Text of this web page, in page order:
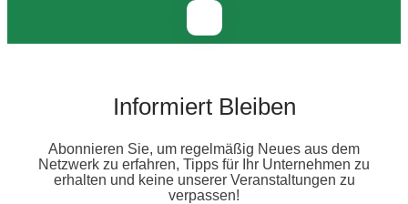
Informiert Bleiben
Abonnieren Sie, um regelmäßig Neues aus dem
Netzwerk zu erfahren, Tipps für Ihr Unternehmen zu
erhalten und keine unserer Veranstaltungen zu
verpassen!